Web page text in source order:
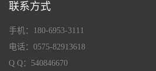
联系方式
手机：180-6953-3111
电话：0575-82913618
Q Q：540846670